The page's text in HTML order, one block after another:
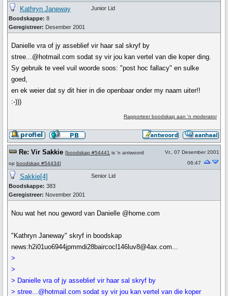
Kathryn Janeway
Boodskappe: 8
Geregistreer: Desember 2001
Junior Lid
Danielle vra of jy asseblief vir haar sal skryf by
stree...@hotmail.com sodat sy vir jou kan vertel van die koper ding.
Sy gebruik te veel vuil woorde soos: "post hoc fallacy" en sulke
goed,
en ek weier dat sy dit hier in die openbaar onder my naam uiter!!
:-)))
Rapporteer boodskap aan 'n moderator
Re: Vir Sakkie [boodskap #54441 is 'n antwoord
op boodskap #54434]
Vr., 07 Desember 2001
06:47
Sakkie[4]
Boodskappe: 383
Geregistreer: November 2001
Senior Lid
Nou wat het nou geword van Danielle @home.com
"Kathryn Janeway" skryf in boodskap
news:h2i01uo6944jpmmdi28baircocl146luv8@4ax.com...
>
>
> Danielle vra of jy asseblief vir haar sal skryf by
> stree...@hotmail.com sodat sy vir jou kan vertel van die koper